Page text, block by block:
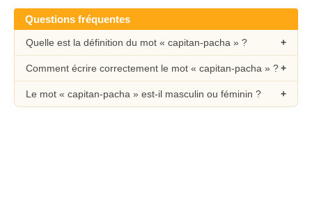
Questions fréquentes
Quelle est la définition du mot « capitan-pacha » ?
Comment écrire correctement le mot « capitan-pacha » ?
Le mot « capitan-pacha » est-il masculin ou féminin ?